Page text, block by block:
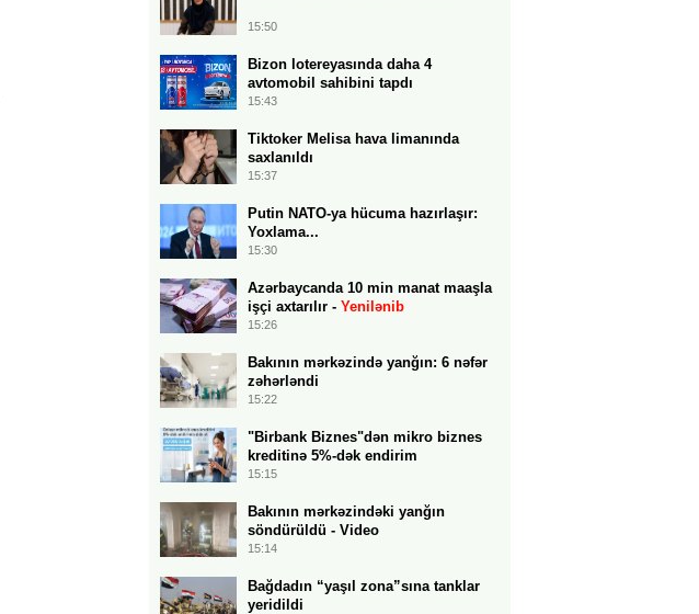
15:50
Bizon lotereyasında daha 4
avtomobil sahibini tapdı
15:43
Tiktoker Melisa hava limanında
saxlanıldı
15:37
Putin NATO-ya hücuma hazırlaşır:
Yoxlama...
15:30
Azərbaycanda 10 min manat maaşla
işçi axtarılır - Yenilənib
15:26
Bakının mərkəzində yanğın: 6 nəfər
zəhərləndi
15:22
"Birbank Biznes"dən mikro biznes
kreditinə 5%-dək endirim
15:15
Bakının mərkəzindəki yanğın
söndürüldü - Video
15:14
Bağdadın “yaşıl zona”sına tanklar
yeridildi